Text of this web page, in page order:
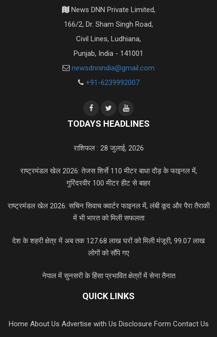
News DNN Private Limited,
166/2, Dr. Sham Singh Road,
Civil Lines, Ludhiana,
Punjab, India - 141001
newsdnnindia@gmail.com
+91-6239992007
TODAYS HEADLINES
राशिफल : 28 जुलाई, 2026
राष्ट्रमंडल खेल 2026: तेजस शिर्से 110 मीटर बाधा दौड़ के फाइनल में,
गुरिंदरवीर 100 मीटर हीट से बाहर
राष्ट्रमंडल खेल 2026: सचिन सिवाच क्वार्टर फाइनल में, लंबी कूद और पैरा तैराकी
में भी भारत को मिली सफलता
देश के शहरी क्षेत्र में अब तक 127.68 लाख घरों को मिली मंजूरी, 99.07 लाख
लोगों को सौंपे गए
नेपाल में सुनसरी के हिंसा प्रभावित क्षेत्रों में सेना तैनात
QUICK LINKS
Home About Us Advertise with Us Disclosure Form Contact Us